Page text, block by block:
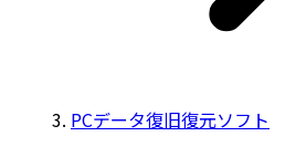
PCデータ復旧復元ソフト